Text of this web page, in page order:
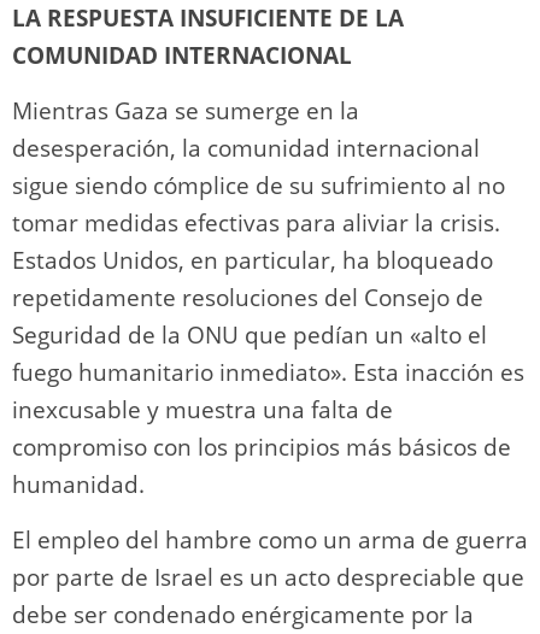
LA RESPUESTA INSUFICIENTE DE LA
COMUNIDAD INTERNACIONAL
Mientras Gaza se sumerge en la
desesperación, la comunidad internacional
sigue siendo cómplice de su sufrimiento al no
tomar medidas efectivas para aliviar la crisis.
Estados Unidos, en particular, ha bloqueado
repetidamente resoluciones del Consejo de
Seguridad de la ONU que pedían un «alto el
fuego humanitario inmediato». Esta inacción es
inexcusable y muestra una falta de
compromiso con los principios más básicos de
humanidad.
El empleo del hambre como un arma de guerra
por parte de Israel es un acto despreciable que
debe ser condenado enérgicamente por la